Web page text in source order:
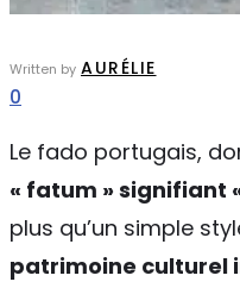
Written by AURÉLIE
0
Le fado portugais,
« fatum » signifiant
plus qu’un simple
patrimoine culturel